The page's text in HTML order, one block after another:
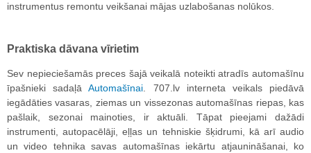
instrumentus remontu veikšanai mājas uzlabošanas nolūkos.
Praktiska dāvana vīrietim
Sev nepieciešamās preces šajā veikalā noteikti atradīs automašīnu
īpašnieki sadaļāAutomašīnai . 707.lv interneta veikals piedāvā
iegādāties vasaras, ziemas un vissezonas automašīnas riepas, kas
pašlaik, sezonai mainoties, ir aktuāli. Tāpat pieejami dažādi
instrumenti, autopacēlāji, eļļas un tehniskie šķidrumi, kā arī audio
un video tehnika savas automašīnas iekārtu atjaunināšanai, ko